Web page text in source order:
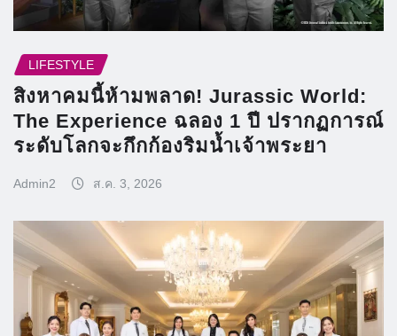
LIFESTYLE
สิงหาคมนี้ห้ามพลาด! Jurassic World:
The Experience ฉลอง 1 ปี ปรากฏการณ์
ระดับโลกจะกึกก้องริมน้ำเจ้าพระยา
Admin2 ส.ค. 3, 2026